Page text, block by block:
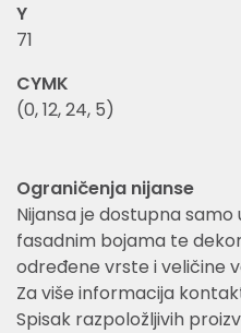
Y
71
CYMK
(0, 12, 24, 5)
Ograničenja nijanse
Nijansa je dostupna
fasadnim bojama te
određene vrste i veličine
Za više informacija
Spisak razpoložljivih